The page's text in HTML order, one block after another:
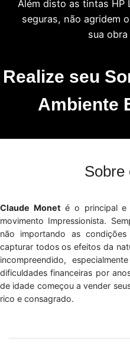
Além disto as tintas HP
seguras, não agridem
sua
Realize seu
Ambiente
Sobre
Claude Monet é o principal e
movimento Impressionista.
não importando as
capturar todos os efeitos da
incompreendido,
dificuldades financeiras por
de idade começou a vender
rico e consagrado.